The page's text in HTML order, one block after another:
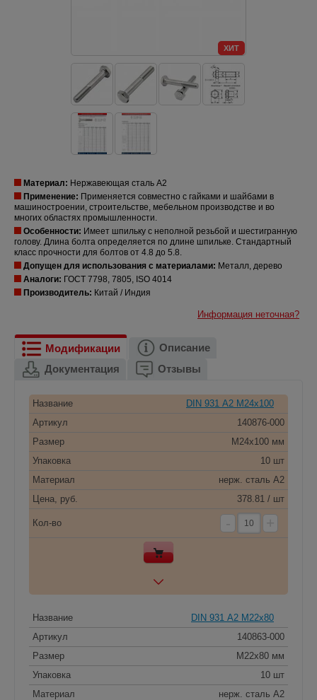
ХИТ
Материал: Нержавеющая сталь А2
Применение: Применяется совместно с гайками и шайбами в
машиностроении, строительстве, мебельном производстве и во
многих областях промышленности.
Особенности: Имеет шпильку с неполной резьбой и шестигранную
голову. Длина болта определяется по длине шпильке. Стандартный
класс прочности для болтов от 4.8 до 5.8.
Допущен для использования с материалами: Металл, дерево
Аналоги: ГОСТ 7798, 7805, ISO 4014
Производитель: Китай / Индия
Информация неточная?
Модификации
Описание
Документация
Отзывы
Название
DIN 931 А2 M24x100
Артикул
140876-000
Размер
M24x100 мм
Упаковка
10 шт
Материал
нерж. сталь A2
Цена, руб.
378.81 / шт
Кол-во
Название
DIN 931 А2 M22x80
Артикул
140863-000
Размер
M22x80 мм
Упаковка
10 шт
Материал
нерж. сталь A2